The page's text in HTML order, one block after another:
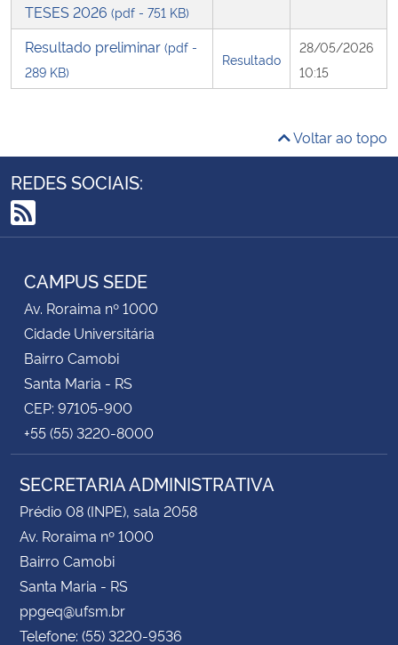
Advocacia-Geral da União
Banco Central do Brasil
TESES 2026 (pdf - 751 KB)
Resultado preliminar (pdf -
289 KB)
Resultado
28/05/2026
10:15
Voltar ao topo
REDES SOCIAIS:
RSS
CAMPUS SEDE
Av. Roraima nº 1000
Cidade Universitária
Bairro Camobi
Santa Maria - RS
CEP: 97105-900
+55 (55) 3220-8000
SECRETARIA ADMINISTRATIVA
Prédio 08 (INPE), sala 2058
Av. Roraima nº 1000
Bairro Camobi
Santa Maria - RS
ppgeq@ufsm.br
Telefone: (55) 3220-9536